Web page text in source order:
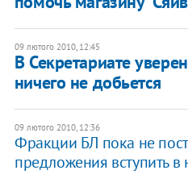
09 лютого 2010, 12:45
В Секретариате
ничего не добьется
09 лютого 2010, 12:36
Фракции БЛ пока не
предложения вступить